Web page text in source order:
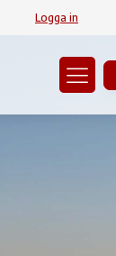
Logga in